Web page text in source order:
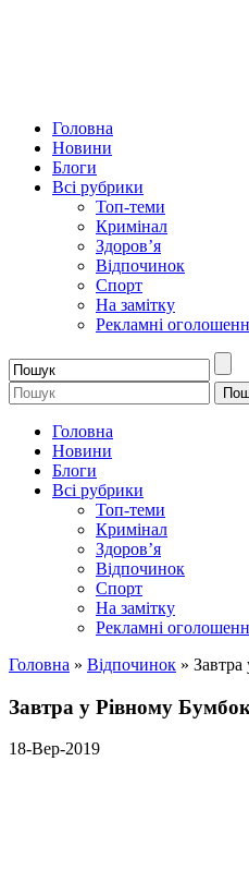
Головна
Новини
Блоги
Всі рубрики
Топ-теми
Кримінал
Здоров’я
Відпочинок
Спорт
На замітку
Рекламні
Головна
Новини
Блоги
Всі рубрики
Топ-теми
Кримінал
Здоров’я
Відпочинок
Спорт
На замітку
Рекламні
Головна » Відпочинок »
Завтра у Рівному
18-Вер-2019